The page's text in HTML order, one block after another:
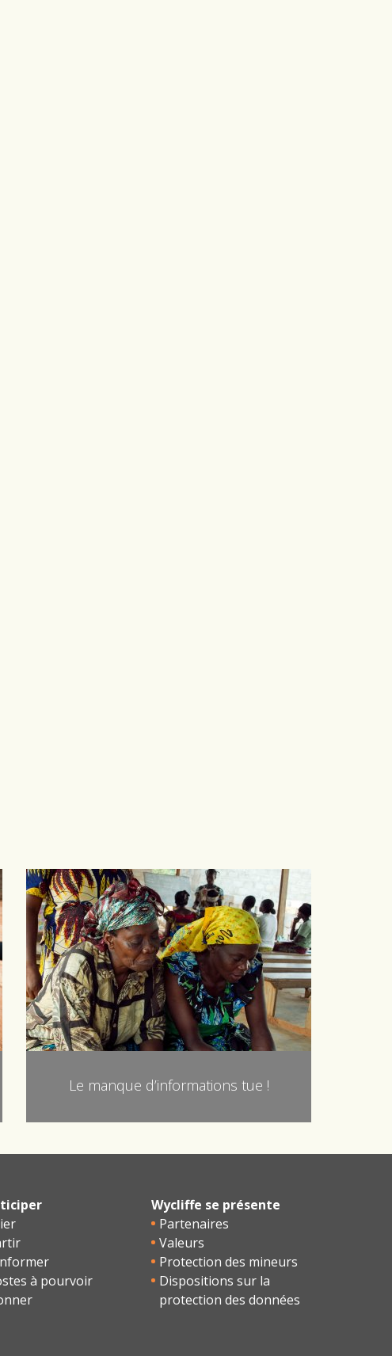
Le manque d’informations tue !
à pourvoir
Wycliffe se présente
Partenaires
Valeurs
Protection des mineurs
Dispositions sur la
protection des données